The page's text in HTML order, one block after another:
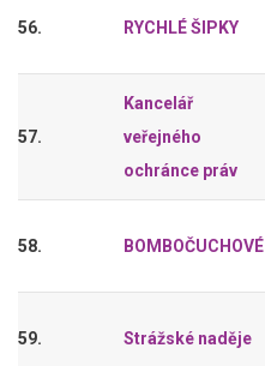
56. RYCHLÉ ŠIPKY
57.
Kancelář
veřejného
ochránce práv
58. BOMBOČUCHOVÉ
59. Strážské naděje